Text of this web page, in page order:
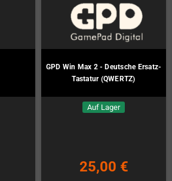
GPD Win Max 2 - Deutsche Ersatz-
Tastatur (QWERTZ)
Auf Lager
25,00 €